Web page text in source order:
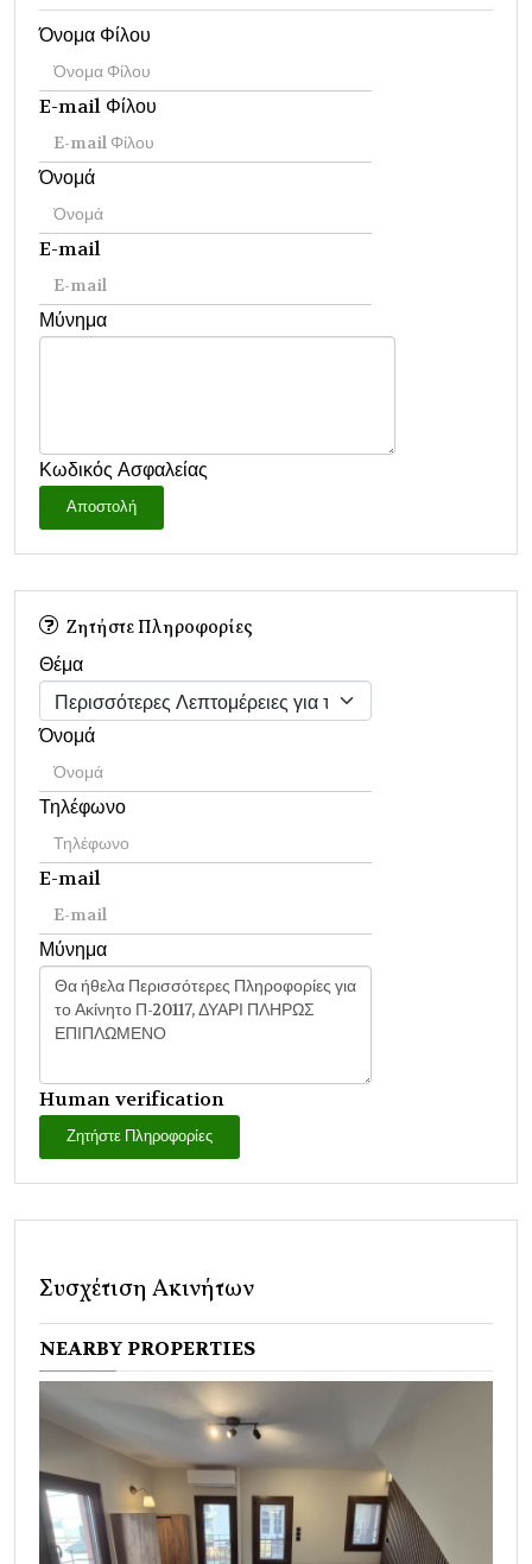
Όνομα Φίλου
E-mail Φίλου
Όνομά
E-mail
Μύνημα
Κωδικός Ασφαλείας
Αποστολή
Ζητήστε Πληροφορίες
Θέμα
Όνομά
Τηλέφωνο
E-mail
Μύνημα
Human verification
Ζητήστε Πληροφορίες
Συσχέτιση Ακινήτων
NEARBY PROPERTIES